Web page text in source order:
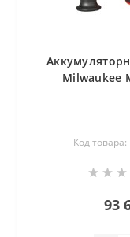
Milwaukee
Код
93